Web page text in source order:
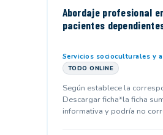
Abordaje profesional
pacientes
Servicios socioculturales y
TODO ONLINE
Según establece la
Descargar ficha*la ficha
informativa y podría no